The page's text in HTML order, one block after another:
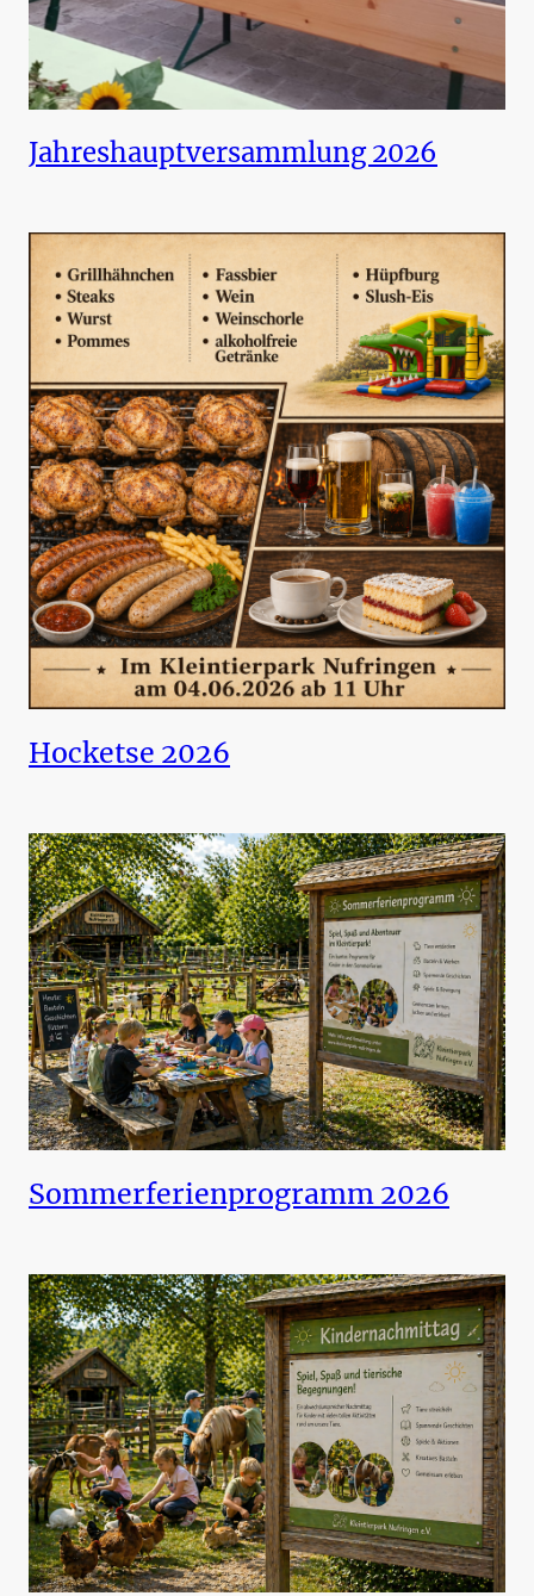
Jahreshauptversammlung 2026
Hocketse 2026
Sommerferienprogramm 2026